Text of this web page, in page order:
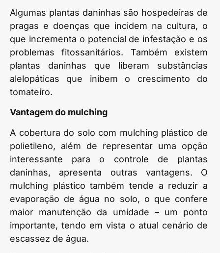
Algumas plantas daninhas são hospedeiras de
pragas e doenças que incidem na cultura, o
que incrementa o potencial de infestação e os
problemas fitossanitários. Também existem
plantas daninhas que liberam substâncias
alelopáticas que inibem o crescimento do
tomateiro.
Vantagem do mulching
A cobertura do solo com mulching plástico de
polietileno, além de representar uma opção
interessante para o controle de plantas
daninhas, apresenta outras vantagens. O
mulching plástico também tende a reduzir a
evaporação de água no solo, o que confere
maior manutenção da umidade – um ponto
importante, tendo em vista o atual cenário de
escassez de água.